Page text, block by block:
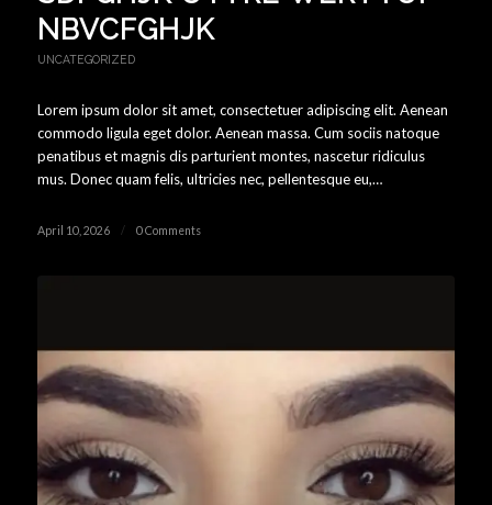
NBVCFGHJK
UNCATEGORIZED
Lorem ipsum dolor sit amet, consectetuer adipiscing elit. Aenean
commodo ligula eget dolor. Aenean massa. Cum sociis natoque
penatibus et magnis dis parturient montes, nascetur ridiculus
mus. Donec quam felis, ultricies nec, pellentesque eu,…
April 10, 2026 / 0 Comments